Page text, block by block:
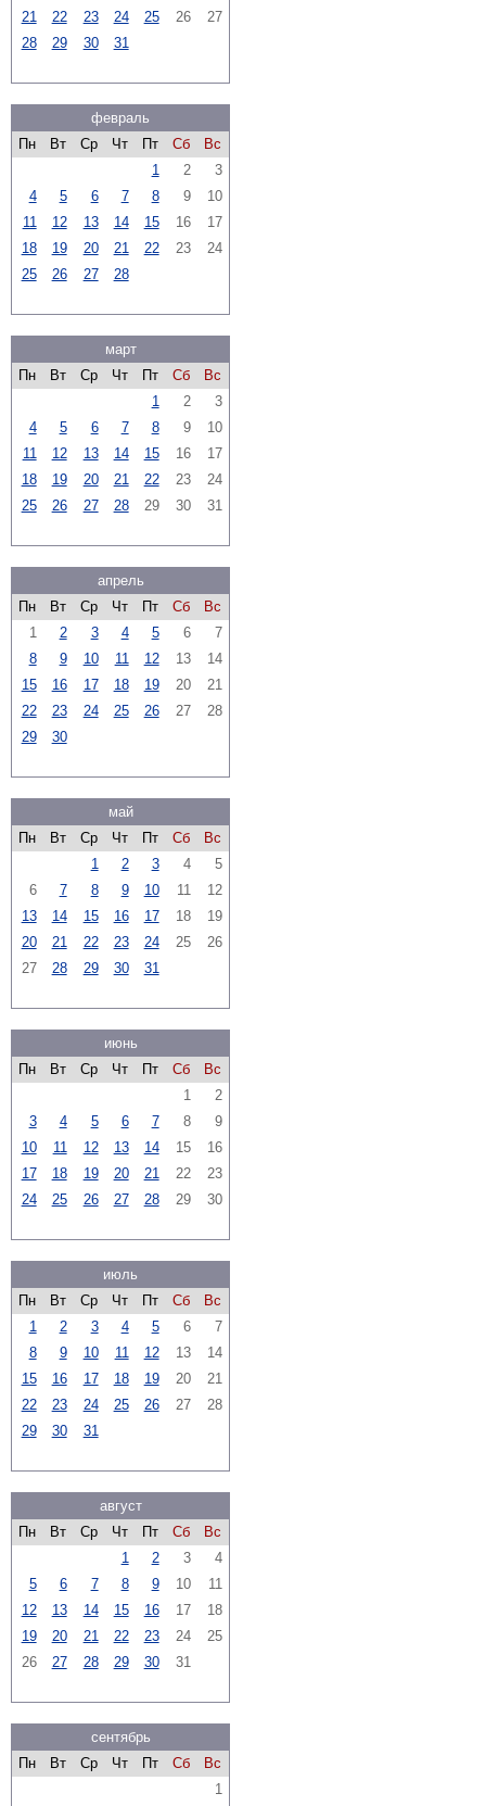
21
22 23 24 25 26
27
28
29 30 31
февраль
Пн
Вт Ср Чт Пт Сб
Вс
1
2
3
4
5 6 7 8 9
10
11
12 13 14 15 16
17
18
19 20 21 22 23
24
25
26 27 28
март
Пн
Вт Ср Чт Пт Сб
Вс
1
2
3
4
5 6 7 8 9
10
11
12 13 14 15 16
17
18
19 20 21 22 23
24
25
26 27 28 29 30 31
апрель
Пн
Вт Ср Чт Пт Сб
Вс
1
2 3 4 5 6
7
8
9 10 11 12 13
14
15
16 17 18 19 20
21
22
23 24 25 26 27
28
29
30
май
Пн
Вт Ср Чт Пт Сб
Вс
1
2 3 4
5
6
7 8 9 10 11
12
13
14 15 16 17 18
19
20
21 22 23 24 25
26
27
28 29 30 31
июнь
Пн
Вт Ср Чт Пт Сб
Вс
1
2
3
4 5 6 7 8
9
10
11 12 13 14 15
16
17
18 19 20 21 22
23
24
25 26 27 28 29 30
июль
Пн
Вт Ср Чт Пт Сб
Вс
1
2 3 4 5 6
7
8
9 10 11 12 13
14
15
16 17 18 19 20
21
22
23 24 25 26 27
28
29
30 31
август
Пн
Вт Ср Чт Пт Сб
Вс
1
2 3
4
5
6 7 8 9 10
11
12
13 14 15 16 17
18
19
20 21 22 23 24
25
26
27 28 29 30 31
сентябрь
Пн
Вт Ср Чт Пт Сб
Вс
1